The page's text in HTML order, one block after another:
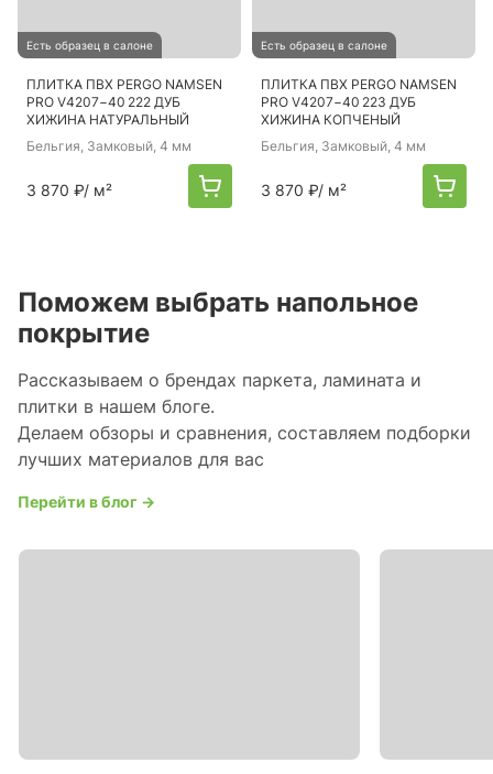
Есть образец в салоне
ПЛИТКА ПВХ PERGO NAMSEN
PRO V4207−40 222 ДУБ
ХИЖИНА НАТУРАЛЬНЫЙ
Бельгия, Замковый, 4 мм
3 870 ₽/ м²
Есть образец в салоне
ПЛИТКА ПВХ PERGO NAMSEN
PRO V4207−40 223 ДУБ
ХИЖИНА КОПЧЕНЫЙ
Бельгия, Замковый, 4 мм
3 870 ₽/ м²
Поможем выбрать напольное
покрытие
Рассказываем о брендах паркета, ламината и
плитки в нашем блоге.
Делаем обзоры и сравнения, составляем подборки
лучших материалов для вас
Перейти в блог →